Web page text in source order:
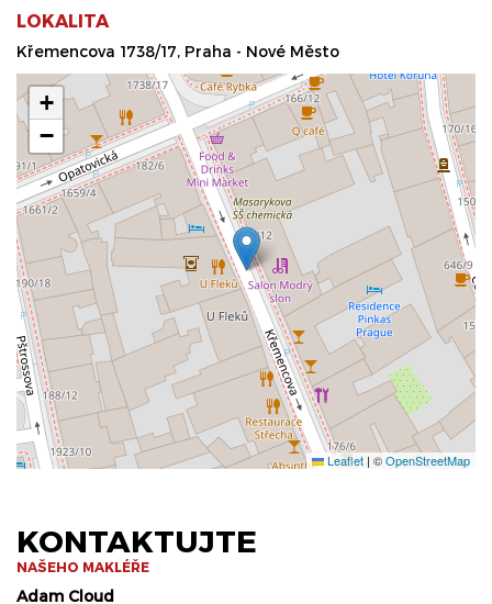
LOKALITA
Křemencova 1738/17, Praha - Nové Město
+
−
Leaflet | ©OpenStreetMap
KONTAKTUJTE
NAŠEHO MAKLÉŘE
Adam Cloud